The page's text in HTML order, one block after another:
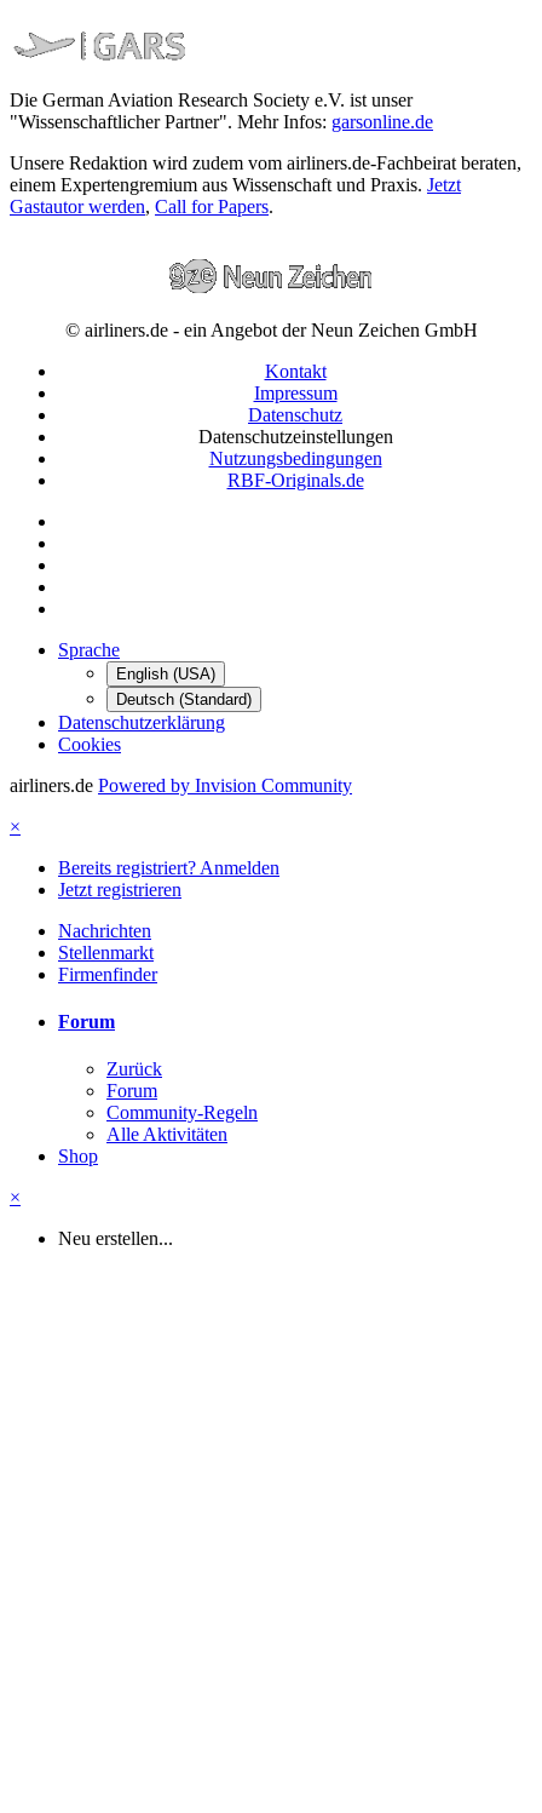
Die German Aviation Research Society e.V. ist unser
"Wissenschaftlicher Partner". Mehr Infos: garsonline.de
Unsere Redaktion wird zudem vom airliners.de-Fachbeirat beraten,
einem Expertengremium aus Wissenschaft und Praxis. Jetzt
Gastautor werden, Call for Papers.
© airliners.de - ein Angebot der Neun Zeichen GmbH
Kontakt
Impressum
Datenschutz
Datenschutzeinstellungen
Nutzungsbedingungen
RBF-Originals.de
Sprache
English (USA)
Deutsch (Standard)
Datenschutzerklärung
Cookies
airliners.de Powered by Invision Community
×
Bereits registriert? Anmelden
Jetzt registrieren
Nachrichten
Stellenmarkt
Firmenfinder
Forum
Zurück
Forum
Community-Regeln
Alle Aktivitäten
Shop
×
Neu erstellen...